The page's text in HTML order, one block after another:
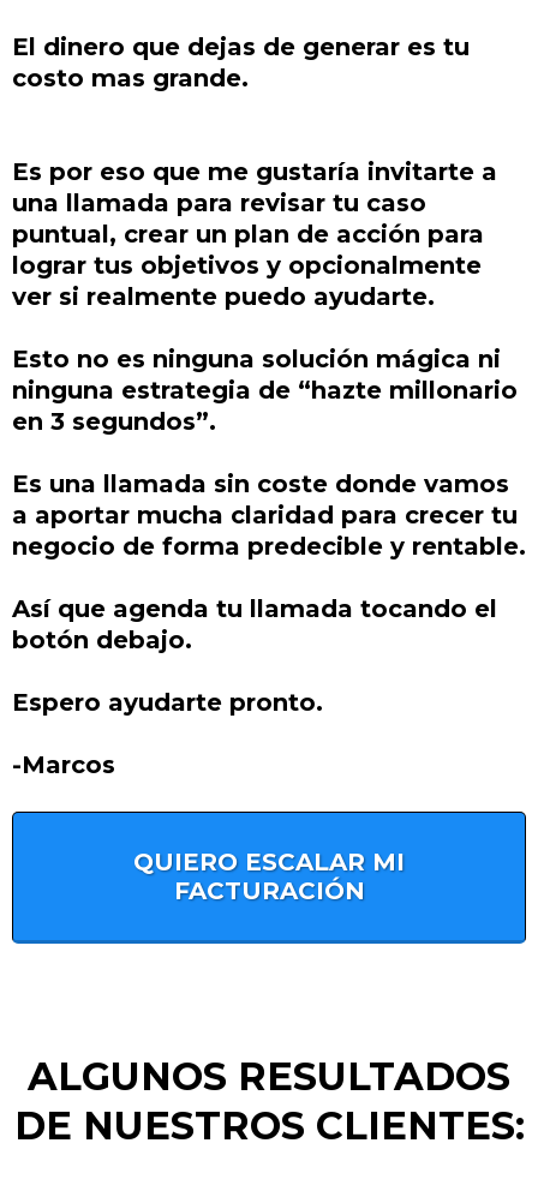
El dinero que dejas de generar es tu
costo mas grande.
Es por eso que me gustaría invitarte a
una llamada para revisar tu caso
puntual, crear un plan de acción para
lograr tus objetivos y opcionalmente
ver si realmente puedo ayudarte.
Esto no es ninguna solución mágica ni
ninguna estrategia de “hazte millonario
en 3 segundos”.
Es una llamada sin coste donde vamos
a aportar mucha claridad para crecer tu
negocio de forma predecible y rentable.
Así que agenda tu llamada tocando el
botón debajo.
Espero ayudarte pronto.
-Marcos
QUIERO ESCALAR MI
FACTURACIÓN
ALGUNOS RESULTADOS
DE NUESTROS CLIENTES: